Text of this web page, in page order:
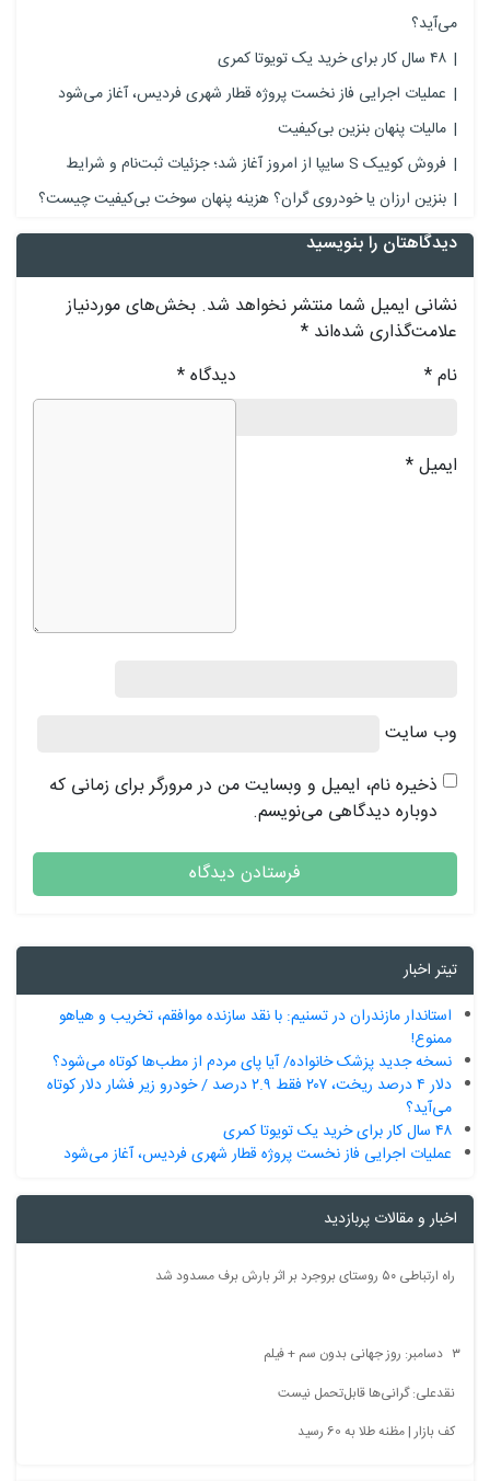
می‌آید؟
۴۸ سال کار برای خرید یک تویوتا کمری
عملیات اجرایی فاز نخست پروژه قطار شهری فردیس، آغاز می‌شود
مالیات پنهان بنزین بی‌کیفیت
فروش کوییک S سایپا از امروز آغاز شد؛ جزئیات ثبت‌نام و شرایط
بنزین ارزان یا خودروی گران؟ هزینه پنهان سوخت بی‌کیفیت چیست؟
دیدگاهتان را بنویسید
نشانی ایمیل شما منتشر نخواهد شد.بخش‌های موردنیاز
علامت‌گذاری شده‌اند*
دیدگاه* نام*
ایمیل*
وب‌ سایت
ذخیره نام، ایمیل و وبسایت من در مرورگر برای زمانی که
دوباره دیدگاهی می‌نویسم.
تیتر اخبار
استاندار مازندران در تسنیم: با نقد سازنده موافقم، تخریب و هیاهو
ممنوع!
نسخه جدید پزشک خانواده/ آیا پای مردم از مطب‌ها‌ کوتاه می‌شود؟
دلار ۴ درصد ریخت، ۲۰۷ فقط ۲.۹ درصد / خودرو زیر فشار دلار کوتاه
می‌آید؟
۴۸ سال کار برای خرید یک تویوتا کمری
عملیات اجرایی فاز نخست پروژه قطار شهری فردیس، آغاز می‌شود
اخبار و مقالات پربازدید
راه ارتباطی ۵۰ روستای بروجرد بر اثر بارش برف مسدود شد
نقدعلی: گرانی‌ها قابل‌تحمل نیست
کف بازار | مظنه طلا به 60 رسید